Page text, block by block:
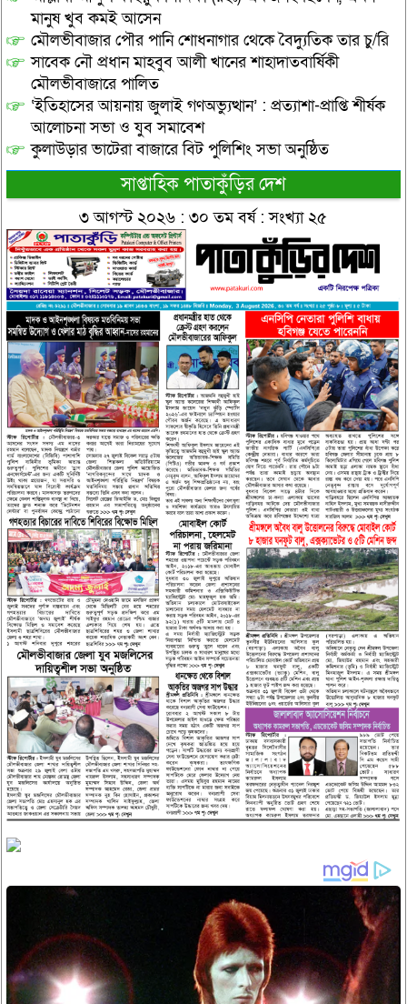
মানুষ খুব কমই আসেন
মৌলভীবাজার পৌর পানি শোধনাগার থেকে বৈদ্যুতিক তার চু/রি
সাবেক নৌ প্রধান মাহবুব আলী খানের শাহাদাতবার্ষিকী
মৌলভীবাজারে পালিত
‘ইতিহাসের আয়নায় জুলাই গণঅভ্যুত্থান’ : প্রত্যাশা-প্রাপ্তি শীর্ষক
আলোচনা সভা ও যুব সমাবেশ
কুলাউড়ার ভাটেরা বাজারে বিট পুলিশিং সভা অনুষ্ঠিত
সাপ্তাহিক পাতাকুঁড়ির দেশ
৩ আগস্ট ২০২৬ : ৩০ তম বর্ষ : সংখ্যা ২৫